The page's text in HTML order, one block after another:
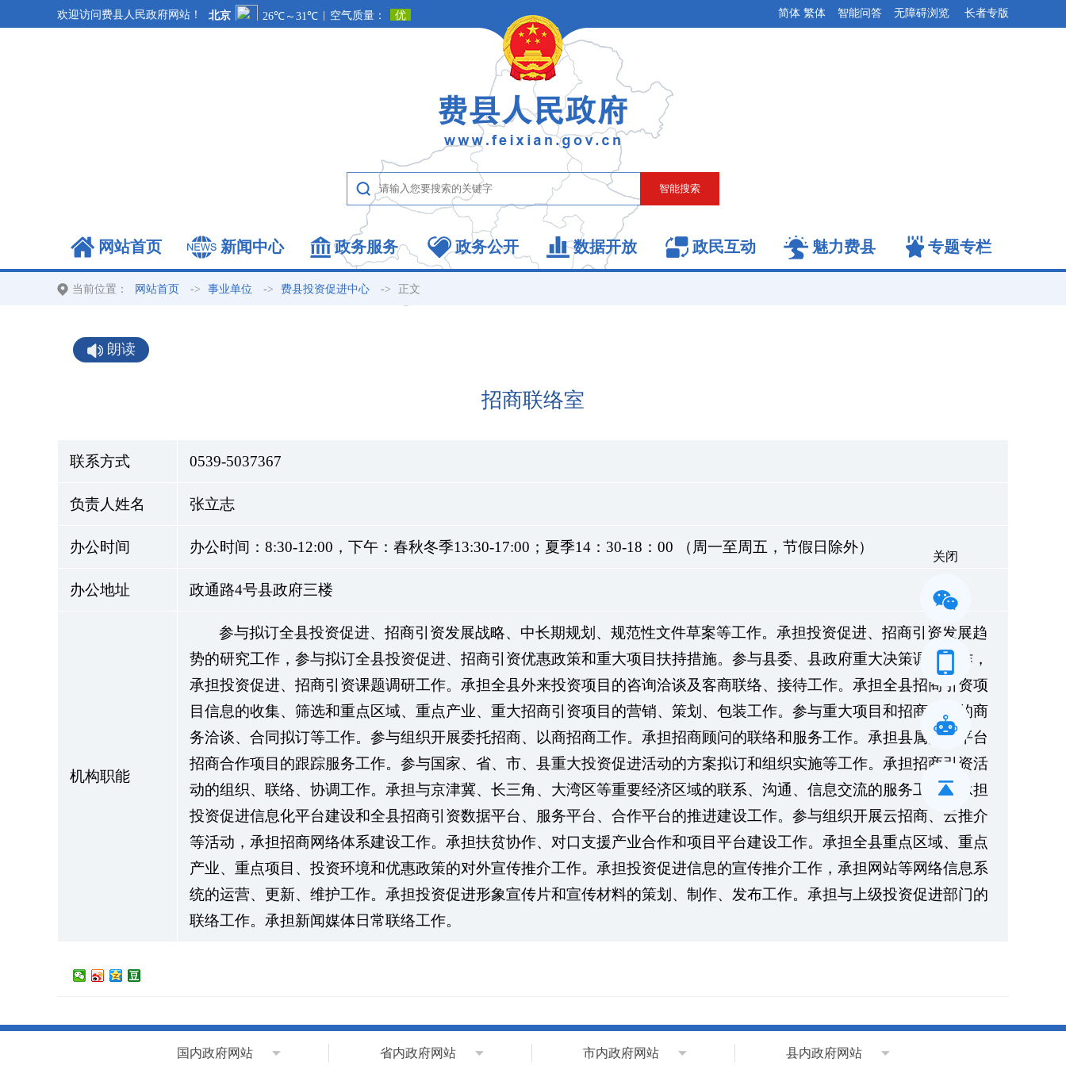
欢迎访问费县人民政府网站！ 智能问答 无障碍浏览 长者专版
简体 繁体
网站首页 新闻中心 政务服务 政务公开 数据开放 政民互动 魅力费县 专题专栏
当前位置： 网站首页 -> 事业单位 -> 费县投资促进中心 -> 正文
朗读
招商联络室
联系方式 0539-5037367
负责人姓名 张立志
办公时间 办公时间：8:30-12:00，下午：春秋冬季13:30-17:00；夏季14：30-18：00 （周一至周五，节假日除外）
办公地址 政通路4号县政府三楼
机构职能
参与拟订全县投资促进、招商引资发展战略、中长期规划、规范性文件草案等工作。承担投资促进、招商引资发展趋
势的研究工作，参与拟订全县投资促进、招商引资优惠政策和重大项目扶持措施。参与县委、县政府重大决策调研工作，
承担投资促进、招商引资课题调研工作。承担全县外来投资项目的咨询洽谈及客商联络、接待工作。承担全县招商引资项
目信息的收集、筛选和重点区域、重点产业、重大招商引资项目的营销、策划、包装工作。参与重大项目和招商项目的商
务洽谈、合同拟订等工作。参与组织开展委托招商、以商招商工作。承担招商顾问的联络和服务工作。承担县属国企平台
招商合作项目的跟踪服务工作。参与国家、省、市、县重大投资促进活动的方案拟订和组织实施等工作。承担招商引资活
动的组织、联络、协调工作。承担与京津冀、长三角、大湾区等重要经济区域的联系、沟通、信息交流的服务工作。承担
投资促进信息化平台建设和全县招商引资数据平台、服务平台、合作平台的推进建设工作。参与组织开展云招商、云推介
等活动，承担招商网络体系建设工作。承担扶贫协作、对口支援产业合作和项目平台建设工作。承担全县重点区域、重点
产业、重点项目、投资环境和优惠政策的对外宣传推介工作。承担投资促进信息的宣传推介工作，承担网站等网络信息系
统的运营、更新、维护工作。承担投资促进形象宣传片和宣传材料的策划、制作、发布工作。承担与上级投资促进部门的
联络工作。承担新闻媒体日常联络工作。
国内政府网站 省内政府网站 市内政府网站 县内政府网站
关闭